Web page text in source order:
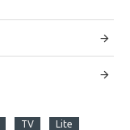
TV Lite